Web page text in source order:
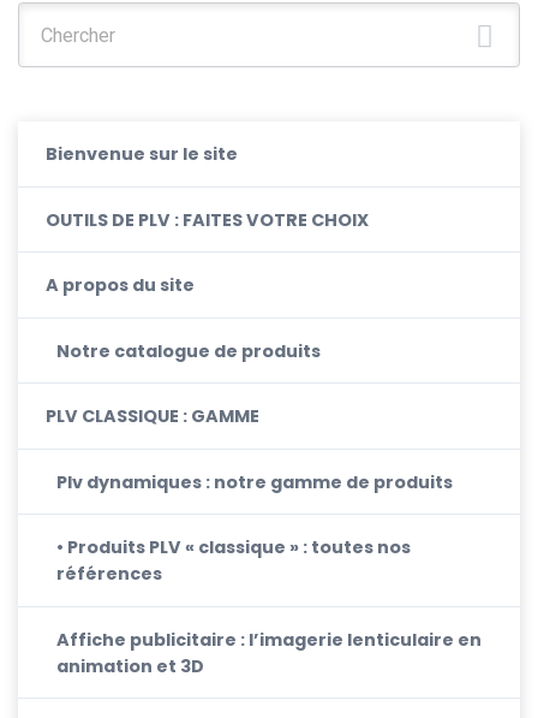
Bienvenue sur le site
OUTILS DE PLV : FAITES VOTRE CHOIX
A propos du site
Notre catalogue de produits
PLV CLASSIQUE : GAMME
Plv dynamiques : notre gamme de produits
• Produits PLV « classique » : toutes nos
références
Affiche publicitaire : l’imagerie lenticulaire en
animation et 3D